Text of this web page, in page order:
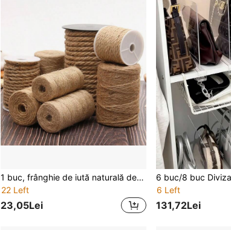
1 buc, frânghie de iută naturală de 100 de metri - potrivită pentru grădinărit, meșteșuguri, decorațiuni artistice, ambalaje pentru cadouri, ambalaje, arte și decorațiuni de nuntă Panglici fine
22 Left
23,05Lei
6 Left
131,72Lei